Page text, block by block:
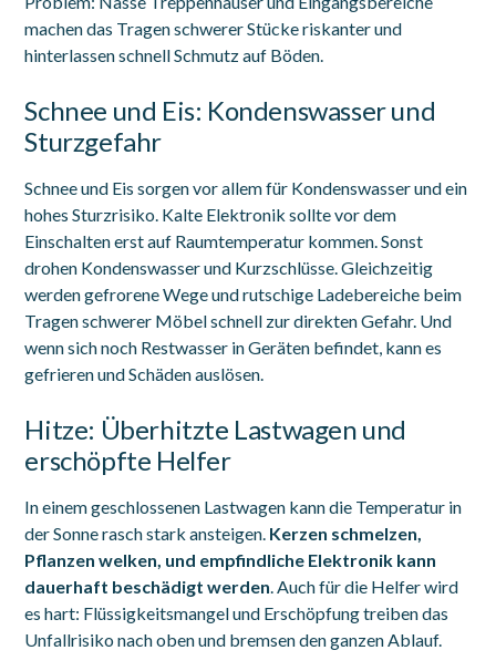
machen das Tragen schwerer Stücke riskanter und
hinterlassen schnell Schmutz auf Böden.
Schnee und Eis: Kondenswasser und
Sturzgefahr
Schnee und Eis sorgen vor allem für Kondenswasser und ein
hohes Sturzrisiko. Kalte Elektronik sollte vor dem
Einschalten erst auf Raumtemperatur kommen. Sonst
drohen Kondenswasser und Kurzschlüsse. Gleichzeitig
werden gefrorene Wege und rutschige Ladebereiche beim
Tragen schwerer Möbel schnell zur direkten Gefahr. Und
wenn sich noch Restwasser in Geräten befindet, kann es
gefrieren und Schäden auslösen.
Hitze: Überhitzte Lastwagen und
erschöpfte Helfer
In einem geschlossenen Lastwagen kann die Temperatur in
der Sonne rasch stark ansteigen. Kerzen schmelzen,
Pflanzen welken, und empfindliche Elektronik kann
dauerhaft beschädigt werden. Auch für die Helfer wird
es hart: Flüssigkeitsmangel und Erschöpfung treiben das
Unfallrisiko nach oben und bremsen den ganzen Ablauf.